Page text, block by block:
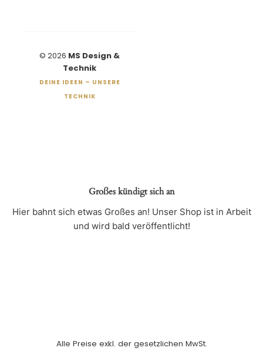
Großes kündigt sich an
Hier bahnt sich etwas Großes an! Unser Shop ist in Arbeit
und wird bald veröffentlicht!
© 2026 MS Design &
Technik
DEINE IDEEN – UNSERE
TECHNIK
Alle Preise exkl. der gesetzlichen MwSt.